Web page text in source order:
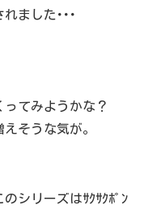
ました･･･
ってみようかな？
そうな気が。
シリーズはｻｸｻｸﾎﾟﾝ